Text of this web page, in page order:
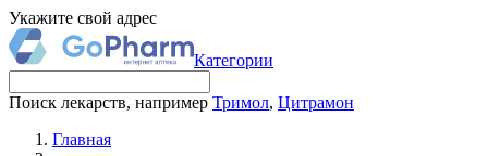
Укажите свой адрес
Категории
Поиск лекарств, например Тримол, Цитрамон
Главная